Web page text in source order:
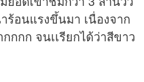
ร้อนแรงขึ้นมา เนื่องจาก
กกก จนเเรียกได้ว่าสีขาว